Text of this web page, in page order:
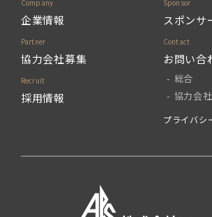
企業情報
協力会社募集
採用情報
スポンサ
お問い合
総合
協力会社
プライバシ